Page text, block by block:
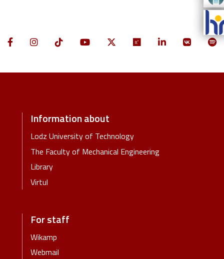
Information about
Lodz University of Technology
The Faculty of Mechanical Engineering
Library
Virtul
For staff
Wikamp
Webmail